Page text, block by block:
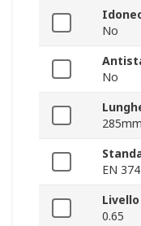
No
No
285mm
EN
0.65